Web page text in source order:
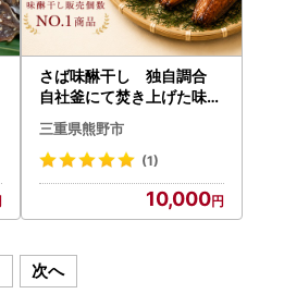
さば味醂干し 独自調合
自社釜にて焚き上げた味醂
ダレ使用【uosk0013A】
三重県熊野市
(1)
10,000
次へ